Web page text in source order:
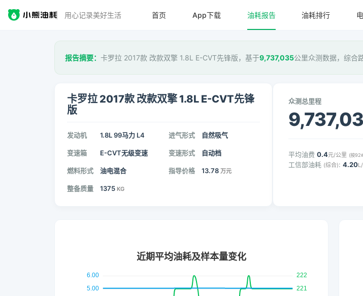
用心记录美好生活 首页 App下载 油耗报告 油耗排行
报告摘要： 卡罗拉 2017款 改款双擎 1.8L E-CVT先锋版，基于9,737,035公里众测数据，综合
卡罗拉 2017款 改款双擎 1.8L E-CVT先锋
版
发动机 1.8L 99马力 L4 进气形式 自然吸气
变速箱 E-CVT无级变速 变速形式 自动档
燃料形式 油电混合 指导价格 13.78 万元
整备质量 1375 KG
众测总里程
平均油费 0.4元/公里 (按
工信部油耗 (综合): 4.20